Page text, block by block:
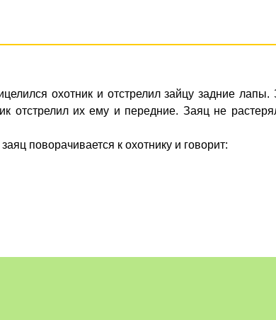
охотник и отстрелил зайцу задние лапы.
отстрелил их ему и передние. Заяц не
поворачивается к охотнику и говорит: